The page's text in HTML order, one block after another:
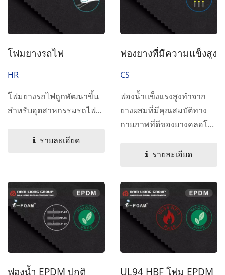
โฟมยางรถไฟ
HR
โฟมยางรถไฟถูกพัฒนาขึ้น
สำหรับอุตสาหกรรมรถไฟ...
รายละเอียด
ฟองยางที่มีความแข็งสูง
CS
ฟองน้ำแข็งแรงสูงทำจาก
ยางผสมที่มีคุณสมบัติทาง
กายภาพที่ดีของยางคลอโร
รายละเอียด
ฟองน้ำ EPDM ปกติ
UL94 HBF โฟม EPDM